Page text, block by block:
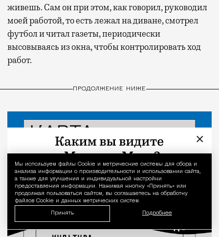
Уведомление
Мы используем файлы Сookie и метрические системы для сбора и
анализа информации о производительности и использовании сайта,
а также для улучшения и индивидуальной настройки
предоставления информации. Нажимая кнопку «Принять» или
продолжая пользоваться сайтом, вы соглашаетесь на обработку
файлов Cookie и данных метрических систем.
Принять Подробнее
живешь. Сам он при этом, как говорил, руководил
моей работой, то есть лежал на диване, смотрел
футбол и читал газеты, периодически
высовываясь из окна, чтобы контролировать ход
работ.
ПРОДОЛЖЕНИЕ НИЖЕ
×